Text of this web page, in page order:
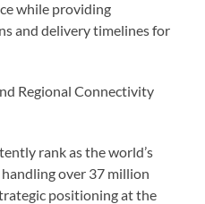
while providing
and delivery timelines for
Regional Connectivity
rank as the world’s
over 37 million
positioning at the